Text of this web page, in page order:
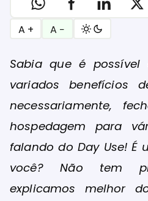
A + A −
Sabia que é
variados benefícios
necessariamente,
hospedagem para
falando do Day Use! É
você? Não tem
explicamos melhor